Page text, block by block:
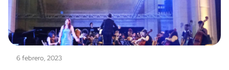
6 febrero, 2023